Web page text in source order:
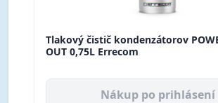
Tlakový čistič kondenzátorov
OUT 0,75L Errecom
Nákup po prihlásení